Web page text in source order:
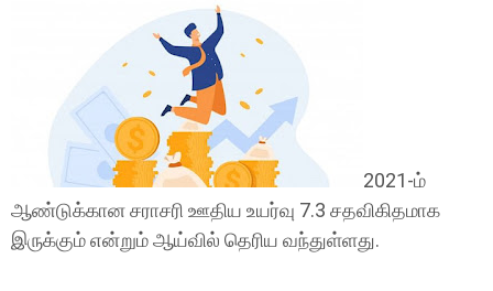
2021-ம்
ஆண்டுக்கான சராசரி ஊதிய உயர்வு 7.3 சதவிகிதமாக
இருக்கும் என்றும் ஆய்வில் தெரிய வந்துள்ளது.